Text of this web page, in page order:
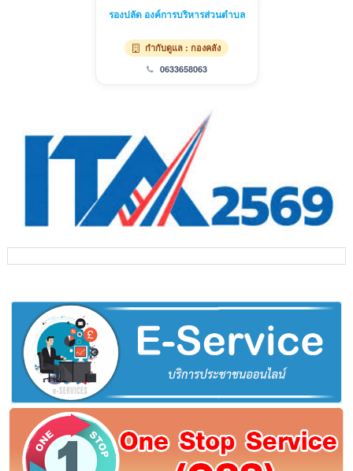
รองปลัด องค์การบริหารส่วนตำบล
กำกับดูแล : กองคลัง
0633658063